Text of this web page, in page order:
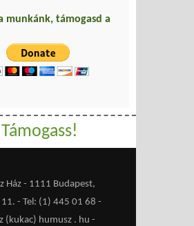
munkánk, támogasd a
Támogass!
Ház - 1111 Budapest,
11. - Tel: (1) 445 01 68 -
(kukac) humusz . hu -